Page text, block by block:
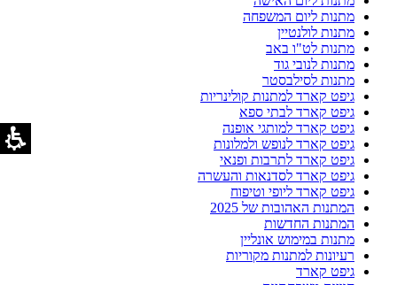
מתנות ליום המשפחה
מתנות לולנטיין
מתנות לט"ו באב
מתנות לנובי גוד
מתנות לסילבסטר
גיפט קארד למתנות קולינריות
גיפט קארד לבתי ספא
גיפט קארד למותגי אופנה
גיפט קארד לנופש ולמלונות
גיפט קארד לתרבות ופנאי
גיפט קארד לסדנאות והעשרה
גיפט קארד ליופי וטיפוח
המתנות האהובות של 2025
המתנות החדשות
מתנות במימוש אונליין
רעיונות למתנות מקוריות
גיפט קארד